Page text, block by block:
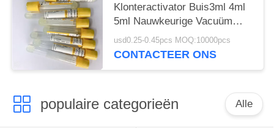
Klonteractivator Buis3ml 4ml
5ml Nauwkeurige Vacuüm
trekt Volume
usd0.25-0.45pcs MOQ:10000pcs
CONTACTEER ONS
populaire categorieën Alle